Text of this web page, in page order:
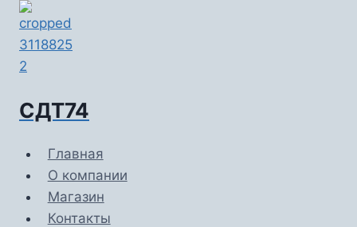
Перейти
содержимому
СДТ74
Главная
О компании
Магазин
Контакты